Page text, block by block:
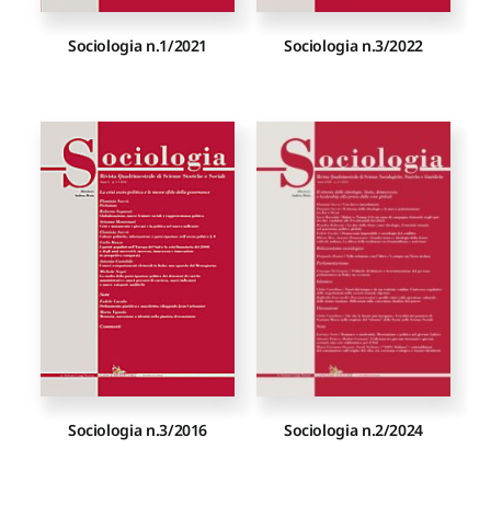
Sociologia n.1/2021 Sociologia n.3/2022
Sociologia n.3/2016 Sociologia n.2/2024